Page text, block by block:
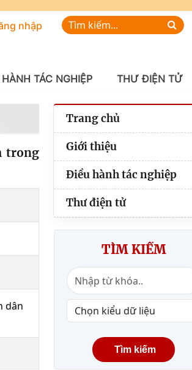
nhập
TÁC NGHIỆP THƯ ĐIỆN TỬ
trong
dân
Trang chủ
Giới thiệu
Điều hành tác nghiệp
Thư điện tử
TÌM KIẾM
Tìm kiếm